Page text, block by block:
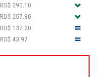
RD$ 290.10
RD$ 257.80
RD$ 137.20
RD$ 43.97